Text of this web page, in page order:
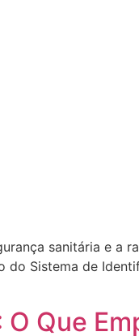
sanitária e a
do Sistema de
Que